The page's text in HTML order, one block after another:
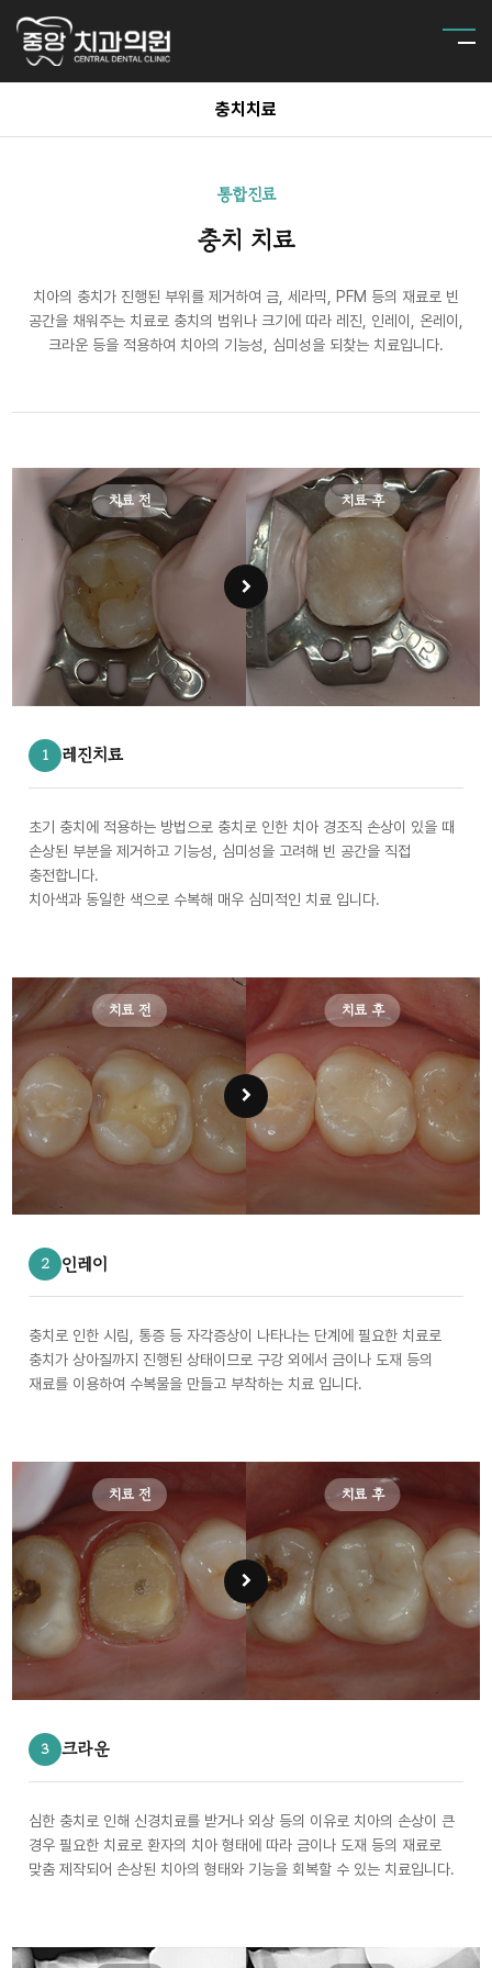
충치치료
통합진료
충치 치료
치아의 충치가 진행된 부위를 제거하여 금, 세라믹, PFM 등의 재료로 빈
공간을 채워주는 치료로 충치의 범위나 크기에 따라 레진, 인레이, 온레이,
크라운 등을 적용하여 치아의 기능성, 심미성을 되찾는 치료입니다.
치료 전 치료 후
1 레진치료
초기 충치에 적용하는 방법으로 충치로 인한 치아 경조직 손상이 있을 때
손상된 부분을 제거하고 기능성, 심미성을 고려해 빈 공간을 직접
충전합니다.
치아색과 동일한 색으로 수복해 매우 심미적인 치료 입니다.
치료 전 치료 후
2 인레이
충치로 인한 시림, 통증 등 자각증상이 나타나는 단계에 필요한 치료로
충치가 상아질까지 진행된 상태이므로 구강 외에서 금이나 도재 등의
재료를 이용하여 수복물을 만들고 부착하는 치료 입니다.
치료 전 치료 후
3 크라운
심한 충치로 인해 신경치료를 받거나 외상 등의 이유로 치아의 손상이 큰
경우 필요한 치료로 환자의 치아 형태에 따라 금이나 도재 등의 재료로
맞춤 제작되어 손상된 치아의 형태와 기능을 회복할 수 있는 치료입니다.